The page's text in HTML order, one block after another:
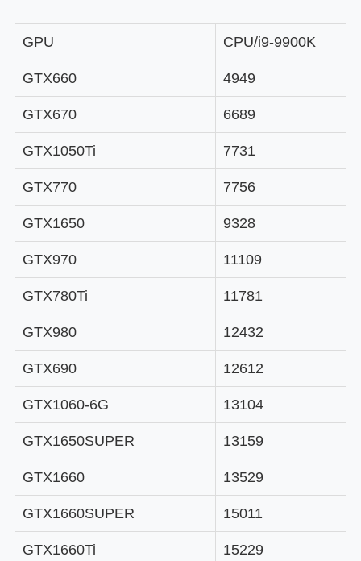
GPU CPU/i9-9900K
GTX660 4949
GTX670 6689
GTX1050Ti 7731
GTX770 7756
GTX1650 9328
GTX970 11109
GTX780Ti 11781
GTX980 12432
GTX690 12612
GTX1060-6G 13104
GTX1650SUPER 13159
GTX1660 13529
GTX1660SUPER 15011
GTX1660Ti 15229